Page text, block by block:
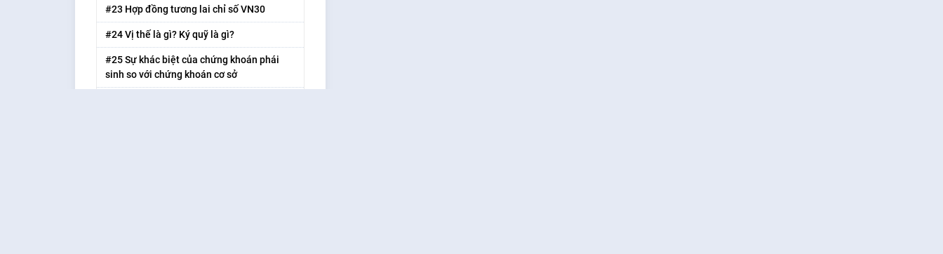
#23 Hợp đồng tương lai chỉ số VN30
#24 Vị thế là gì? Ký quỹ là gì?
#25 Sự khác biệt của chứng khoán phái
sinh so với chứng khoán cơ sở